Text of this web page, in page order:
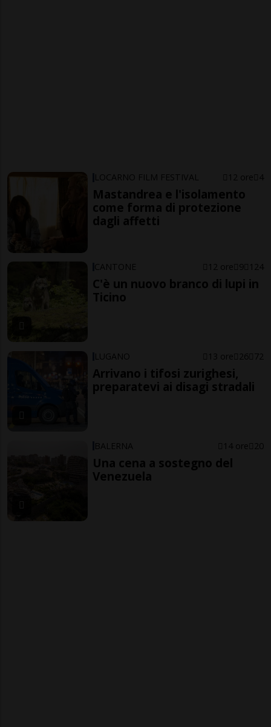
LOCARNO FILM FESTIVAL 12 ore 4
Mastandrea e l'isolamento
come forma di protezione
dagli affetti
CANTONE 12 ore 9 124
C'è un nuovo branco di lupi in
Ticino
LUGANO 13 ore 26 72
Arrivano i tifosi zurighesi,
preparatevi ai disagi stradali
BALERNA 14 ore 20
Una cena a sostegno del
Venezuela